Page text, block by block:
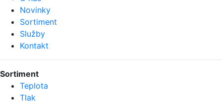
Novinky
Sortiment
Služby
Kontakt
Sortiment
Teplota
Tlak